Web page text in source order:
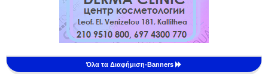
Όλα τα Διαφήμιση-Banners